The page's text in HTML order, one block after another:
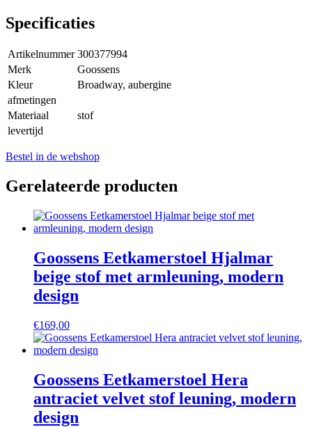
Specificaties
Artikelnummer 300377994
Merk
Goossens
Kleur
Broadway, aubergine
afmetingen
Materiaal
stof
levertijd
Bestel in de webshop
Gerelateerde producten
Goossens Eetkamerstoel Hjalmar
beige stof met armleuning, modern
design
€169,00
Goossens Eetkamerstoel Hera
antraciet velvet stof leuning, modern
design